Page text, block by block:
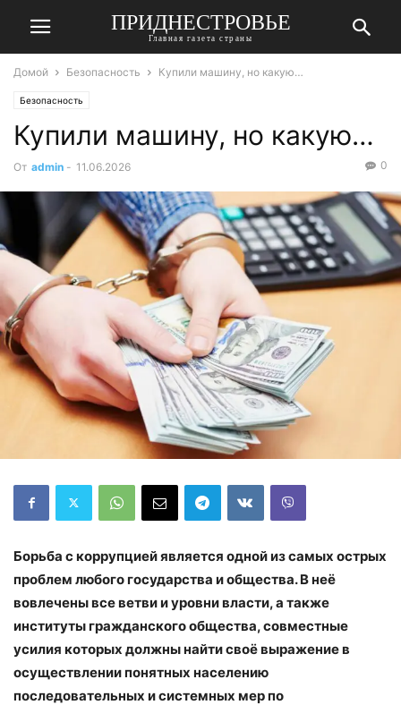
ПРИДНЕСТРОВЬЕ
Главная газета страны
Домой Безопасность Купили машину, но какую…
Безопасность
Купили машину, но какую…
От admin - 11.06.2026 0
Борьба с коррупцией является одной из самых острых
проблем любого государства и общества. В неё
вовлечены все ветви и уровни власти, а также
институты гражданского общества, совместные
усилия которых должны найти своё выражение в
осуществлении понятных населению
последовательных и системных мер по